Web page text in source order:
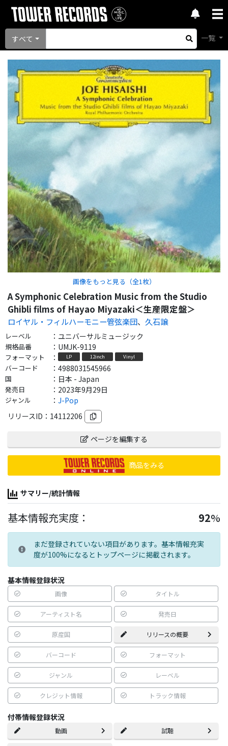
すべて 一覧
画像をもっと見る（全1 枚）
A Symphonic Celebration Music from the Studio
Ghibli films of Hayao Miyazaki＜生産限定盤＞
ロイヤル・フィルハーモニー管弦楽団、 久石譲
レーベル ： ユニバーサルミュージック
規格品番 ： UMJK-9119
フォーマット ： LP 12inch Vinyl
バーコード ： 4988031545966
国 ： 日本 - Japan
発売日 ： 2023年9月29日
ジャンル ： J-Pop
リリースID： 14112206
ページを編集する
商品をみる
サマリー/統計情報
基本情報充実度： 92%
まだ登録されていない項目があります。基本情報充実
度が100%になるとトップページに掲載されます。
基本情報登録状況
画像 タイトル
アーティスト名 発売日
原産国 リリースの概要
バーコード フォーマット
ジャンル レーベル
クレジット情報 トラック情報
付帯情報登録状況
動画 試聴